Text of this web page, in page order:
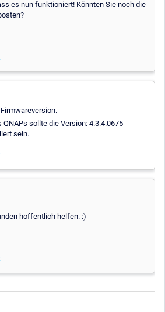
es nun funktioniert! Könnten Sie noch die
QNAPs sollte die Version: 4.3.4.0675
sein.
hoffentlich helfen. :)